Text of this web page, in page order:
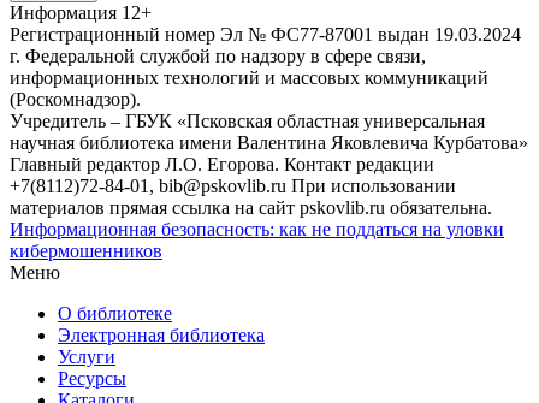
Информация 12+
Регистрационный номер Эл № ФС77-87001 выдан 19.03.2024
г. Федеральной службой по надзору в сфере связи,
информационных технологий и массовых коммуникаций
(Роскомнадзор).
Учредитель – ГБУК «Псковская областная универсальная
научная библиотека имени Валентина Яковлевича Курбатова»
Главный редактор Л.О. Егорова. Контакт редакции
+7(8112)72-84-01, bib@pskovlib.ru При использовании
материалов прямая ссылка на сайт pskovlib.ru обязательна.
Информационная безопасность: как не поддаться на уловки
кибермошенников
Меню
О библиотеке
Электронная библиотека
Услуги
Ресурсы